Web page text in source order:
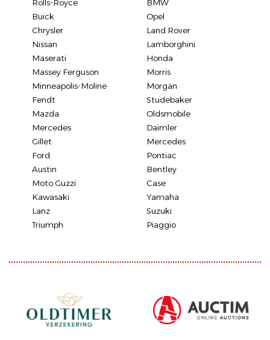
Rolls-Royce
BMW
Buick
Opel
Chrysler
Land Rover
Nissan
Lamborghini
Maserati
Honda
Massey Ferguson
Morris
Minneapolis-Moline
Morgan
Fendt
Studebaker
Mazda
Oldsmobile
Mercedes
Daimler
Gillet
Mercedes
Ford
Pontiac
Austin
Bentley
Moto Guzzi
Case
Kawasaki
Yamaha
Lanz
Suzuki
Triumph
Piaggio